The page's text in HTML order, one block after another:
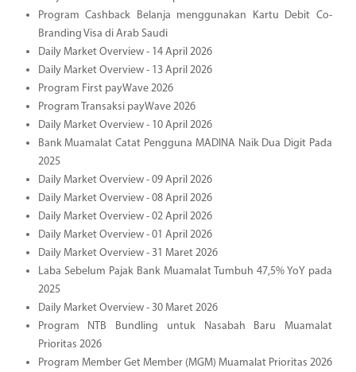
Program Cashback Belanja menggunakan Kartu Debit Co-
Branding Visa di Arab Saudi
Daily Market Overview - 14 April 2026
Daily Market Overview - 13 April 2026
Program First payWave 2026
Program Transaksi payWave 2026
Daily Market Overview - 10 April 2026
Bank Muamalat Catat Pengguna MADINA Naik Dua Digit Pada
2025
Daily Market Overview - 09 April 2026
Daily Market Overview - 08 April 2026
Daily Market Overview - 02 April 2026
Daily Market Overview - 01 April 2026
Daily Market Overview - 31 Maret 2026
Laba Sebelum Pajak Bank Muamalat Tumbuh 47,5% YoY pada
2025
Daily Market Overview - 30 Maret 2026
Program NTB Bundling untuk Nasabah Baru Muamalat
Prioritas 2026
Program Member Get Member (MGM) Muamalat Prioritas 2026